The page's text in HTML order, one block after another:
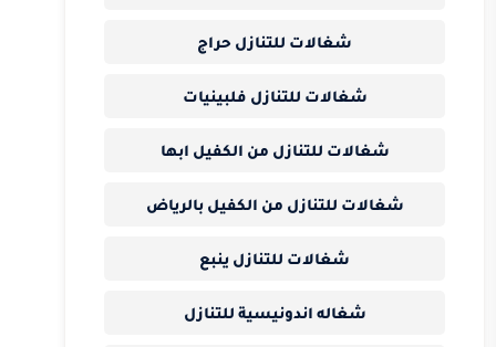
شغالات للتنازل حراج
شغالات للتنازل فلبينيات
شغالات للتنازل من الكفيل ابها
شغالات للتنازل من الكفيل بالرياض
شغالات للتنازل ينبع
شغاله اندونيسية للتنازل